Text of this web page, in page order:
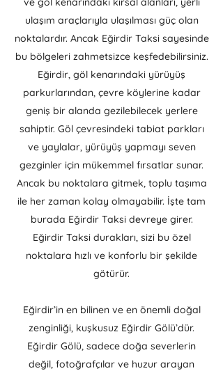
ulaşım araçlarıyla ulaşılması güç olan
noktalardır. Ancak Eğirdir Taksi sayesinde
bu bölgeleri zahmetsizce keşfedebilirsiniz.
Eğirdir, göl kenarındaki yürüyüş
parkurlarından, çevre köylerine kadar
geniş bir alanda gezilebilecek yerlere
sahiptir. Göl çevresindeki tabiat parkları
ve yaylalar, yürüyüş yapmayı seven
gezginler için mükemmel fırsatlar sunar.
Ancak bu noktalara gitmek, toplu taşıma
ile her zaman kolay olmayabilir. İşte tam
burada Eğirdir Taksi devreye girer.
Eğirdir Taksi durakları, sizi bu özel
noktalara hızlı ve konforlu bir şekilde
götürür.
Eğirdir’in en bilinen ve en önemli doğal
zenginliği, kuşkusuz Eğirdir Gölü’dür.
Eğirdir Gölü, sadece doğa severlerin
değil, fotoğrafçılar ve huzur arayan